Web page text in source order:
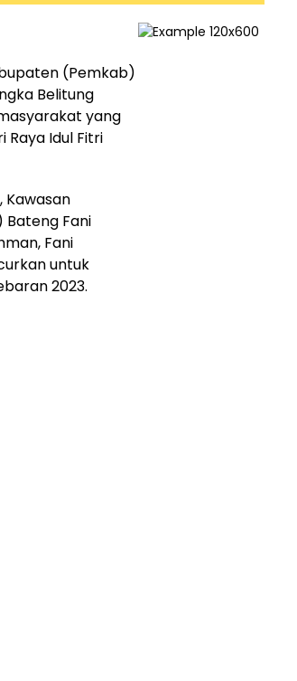
(Pemkab)
Belitung
yang
Raya Idul Fitri
Kawasan
Bateng Fani
Fani
untuk
2023.